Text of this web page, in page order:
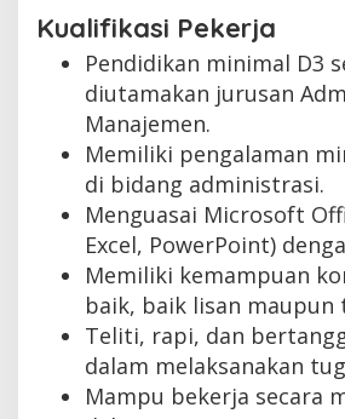
Kualifikasi Pekerja
Pendidikan minimal D3
diutamakan jurusan
Manajemen.
Memiliki pengalaman
di bidang administrasi.
Menguasai Microsoft
Excel, PowerPoint)
Memiliki kemampuan
baik, baik lisan maupun
Teliti, rapi, dan
dalam melaksanakan
Mampu bekerja secara